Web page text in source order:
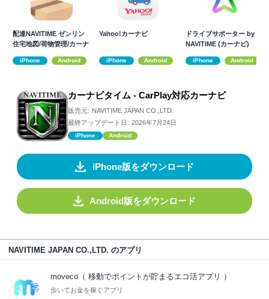
配達NAVITIME ゼンリン
住宅地図/荷物管理/カーナ
iPhone Android
Yahoo!カーナビ
iPhone Android
ドライブサポーター by
NAVITIME (カーナビ)
iPhone Android
カーナビタイム - CarPlay対応カーナビ
販売元: NAVITIME JAPAN CO.,LTD.
最終アップデート日: 2026年7月24日
iPhone Android
iPhone版をダウンロード
Android版をダウンロード
NAVITIME JAPAN CO.,LTD. のアプリ
moveco（ 移動でポイントが貯まるエコ活アプリ ）
歩いてお金を稼ぐアプリ